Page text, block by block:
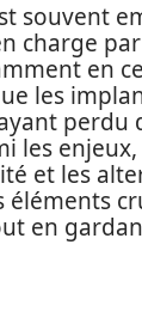
souvent
charge
en
les
les
et les
en